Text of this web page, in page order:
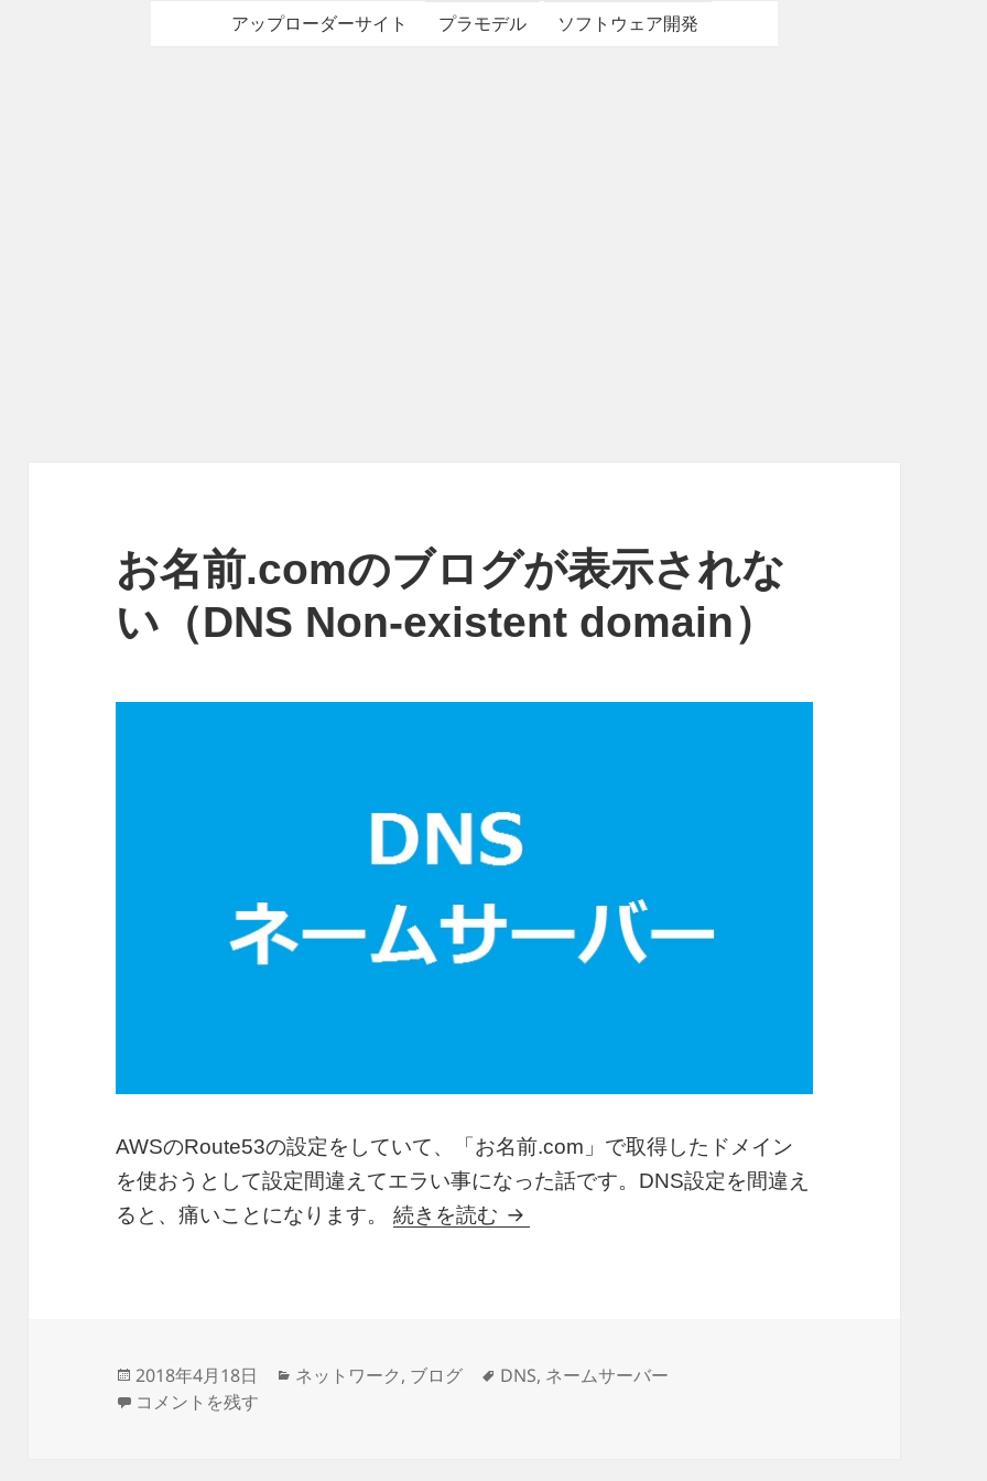
アップローダーサイト プラモデル ソフトウェア開発
お名前.comのブログが表示されな
い（DNS Non-existent domain）
AWSのRoute53の設定をしていて、「お名前.com」で取得したドメイン
を使おうとして設定間違えてエラい事になった話です。DNS設定を間違え
ると、痛いことになります。続きを読む お名前.comのブログが表示されない（DNS Non-
投
稿
2018年4月18日
カ
ネットワーク, ブログ
タ
DNS, ネームサーバー
お名前.comのブログが表示されない（DNS Non-existent domain） に
コメントを残す